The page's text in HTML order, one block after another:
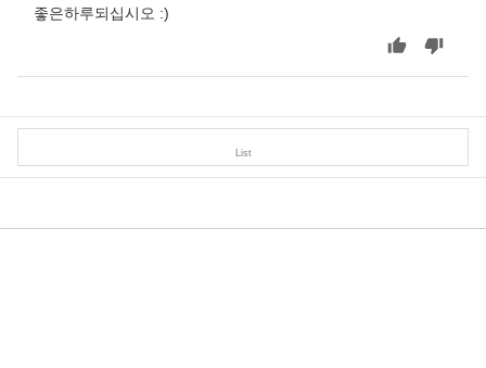
좋은하루되십시오 :)
List